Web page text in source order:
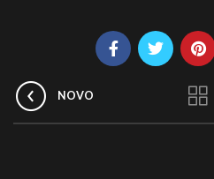
NOVO